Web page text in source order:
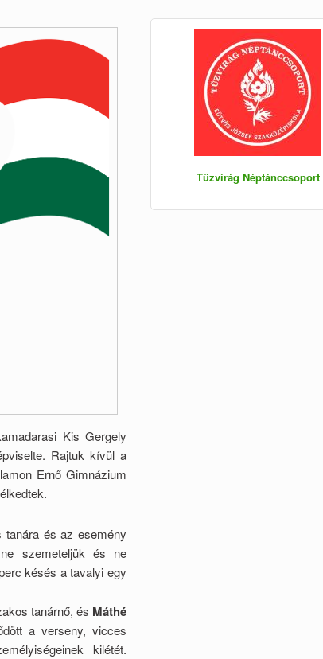
Kis Gergely
Rajtuk kívül a
Ernő Gimnázium
és az esemény
szemeteljük és ne
késés a tavalyi egy
tanárnő, és Máthé
a verseny, vicces
kilétét.
Tűzvirág Néptánccsoport